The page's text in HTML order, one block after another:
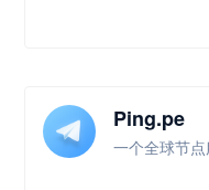
Ping.pe
一个全球节